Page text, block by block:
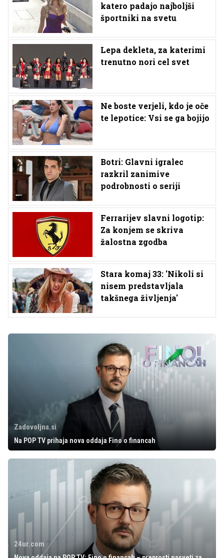
katero padajo najboljši
športniki na svetu
Lepa dekleta, za katerimi
trenutno nori cel svet
Ne boste verjeli, kdo je oče
te lepotice: Vsi se ga bojijo
Botri: Glavni igralec
razkril zanimive
podrobnosti o seriji
Ferrarijev slavni logotip:
Za konjem se skriva
žalostna zgodba
Stara komaj 33: 'Nikoli si
nisem predstavljala
takšnega življenja'
Zadovoljna.si
Na POP TV prihaja nova oddaja Fino o financah
24ur.com